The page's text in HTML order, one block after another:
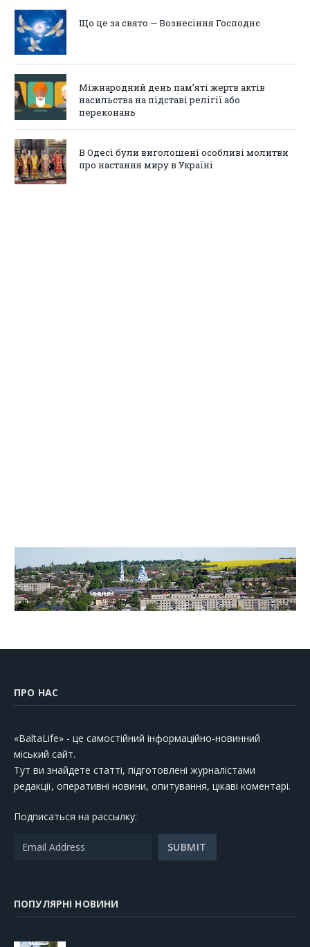
Що це за свято — Вознесіння Господнє
Міжнародний день пам’яті жертв актів
насильства на підставі релігії або
переконань
В Одесі були виголошені особливі молитви
про настання миру в Україні
ПРО НАС
«BaltaLife» - це самостійний інформаційно-новинний
міський сайт.
Тут ви знайдете статті, підготовлені журналістами
редакції, оперативні новини, опитування, цікаві коментарі.
Подписаться на рассылку:
ПОПУЛЯРНІ НОВИНИ